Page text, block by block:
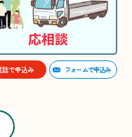
応相談
話で申込み フォームで申込み